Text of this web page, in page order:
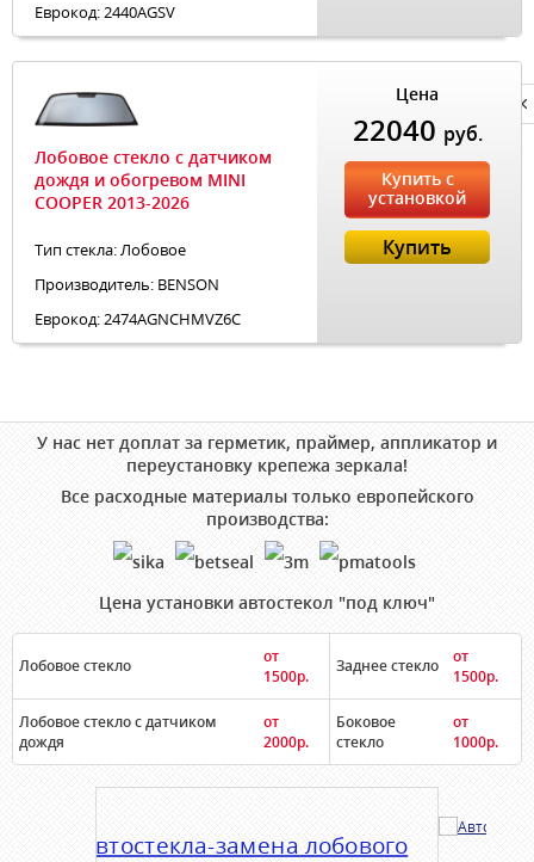
Еврокод: 2440AGSV
Лобовое стекло с датчиком
дождя и обогревом MINI
COOPER 2013-2026
Тип стекла: Лобовое
Производитель: BENSON
Еврокод: 2474AGNCHMVZ6C
Цена
22040 руб.
Купить с
установкой
Купить
У нас нет доплат за герметик, праймер, аппликатор и
переустановку крепежа зеркала!
Все расходные материалы только европейского
производства:
Цена установки автостекол "под ключ"
Лобовое стекло
от
1500р.
Заднее стекло
от
1500р.
Лобовое стекло с датчиком
дождя
от
2000р.
Боковое
стекло
от
1000р.
Privacy notice